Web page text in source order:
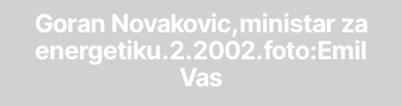
Goran Novakovic,ministar za
energetiku.2.2002.foto:Emil
Vas